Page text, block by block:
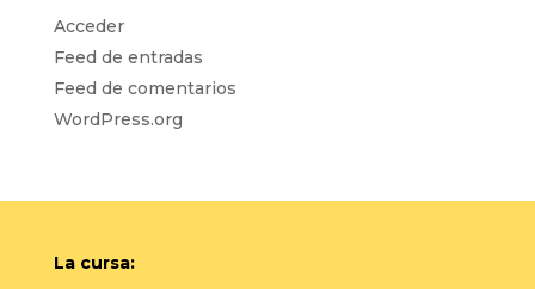
Acceder
Feed de entradas
Feed de comentarios
WordPress.org
La cursa: